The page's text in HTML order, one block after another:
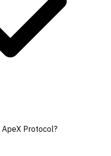
Protocol?